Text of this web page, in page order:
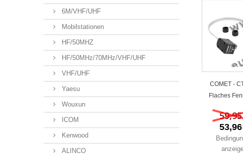
6M/VHF/UHF
Mobilstationen
HF/50MHZ
HF/50MHz/70MHz/VHF/UHF
VHF/UHF
Yaesu
Wouxun
ICOM
Kenwood
ALINCO
COMET -
Flaches